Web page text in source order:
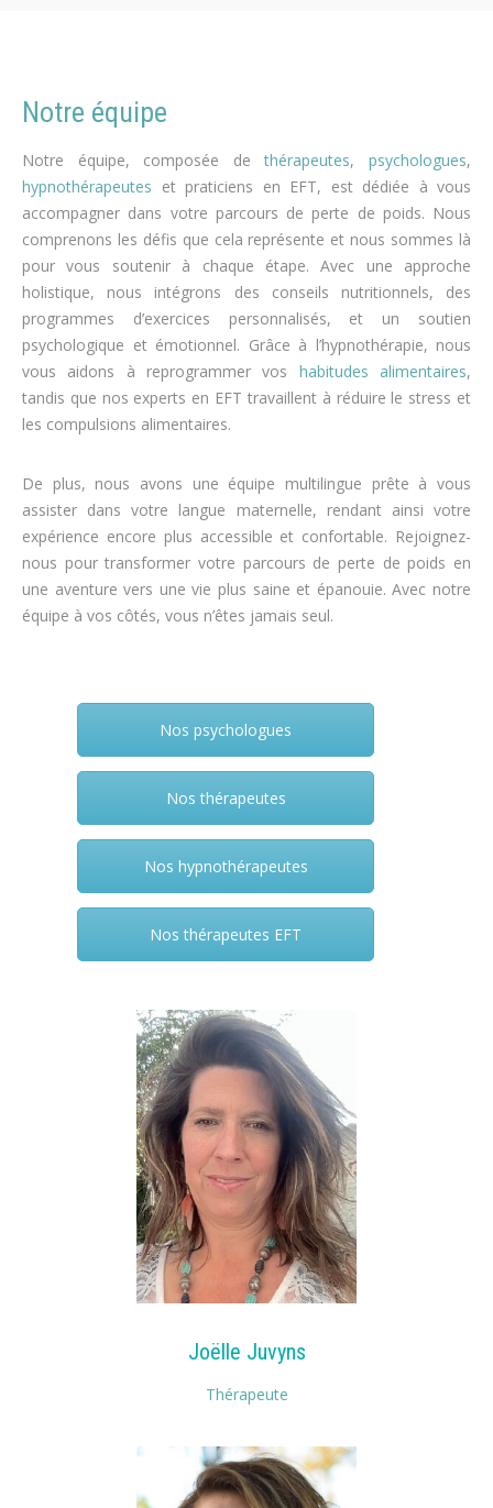
Notre équipe
Notre équipe, composée dethérapeutes,psychologues,
hypnothérapeutes et praticiens en EFT, est dédiée à vous
accompagner dans votre parcours de perte de poids. Nous
comprenons les défis que cela représente et nous sommes là
pour vous soutenir à chaque étape. Avec une approche
holistique, nous intégrons des conseils nutritionnels, des
programmes d’exercices personnalisés, et un soutien
psychologique et émotionnel. Grâce à l’hypnothérapie, nous
vous aidons à reprogrammer vos habitudes alimentaires,
tandis que nos experts en EFT travaillent à réduire le stress et
les compulsions alimentaires.
De plus, nous avons une équipe multilingue prête à vous
assister dans votre langue maternelle, rendant ainsi votre
expérience encore plus accessible et confortable. Rejoignez-
nous pour transformer votre parcours de perte de poids en
une aventure vers une vie plus saine et épanouie. Avec notre
équipe à vos côtés, vous n’êtes jamais seul.
Nos psychologues
Nos thérapeutes
Nos hypnothérapeutes
Nos thérapeutes EFT
Joëlle Juvyns
Thérapeute